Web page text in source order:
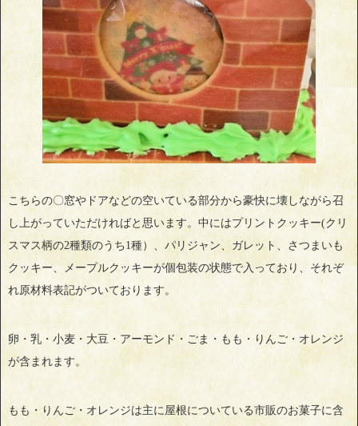
こちらの〇窓やドアなどの空いている部分から豪快に壊しながら召
し上がっていただければと思います。中にはプリントクッキー(クリ
スマス柄の2種類のうち1種）、パリジャン、ガレット、さつまいも
クッキー、メープルクッキーが個包装の状態で入っており、それぞ
れ原材料表記がついております。
卵・乳・小麦・大豆・アーモンド・ごま・もも・りんご・オレンジ
が含まれます。
もも・りんご・オレンジは主に屋根についている市販のお菓子に含